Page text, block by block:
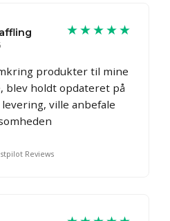
★★★★★
produkter til mine
blev holdt opdateret på
ville anbefale
Reviews